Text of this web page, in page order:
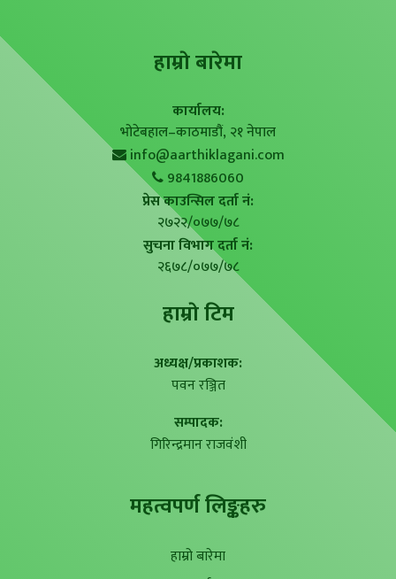
हाम्राे बारेमा
कार्यालय:
भोटेबहाल–काठमाडौं, २१ नेपाल
info@aarthiklagani.com
9841886060
प्रेस काउन्सिल दर्ता नं:
२७२२/०७७/७८
सुचना विभाग दर्ता नं:
२६७८/०७७/७८
हाम्राे टिम
अध्यक्ष/प्रकाशक:
पवन रञ्जित
सम्पादक:
गिरिन्द्रमान राजवंशी
महत्वपर्ण लिङ्कहरु
हाम्रो बारेमा